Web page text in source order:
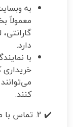
به
معمولاً
دارد.
با
خریداری
کنند.
✔️ 2. تماس با مرکز خدمات پس از فروش صبا باتری: